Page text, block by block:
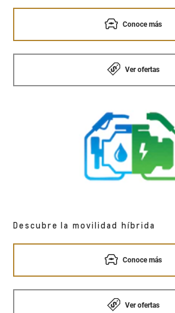
Conoce más
Ver ofertas
Descubre la movilidad híbrida
Conoce más
Ver ofertas